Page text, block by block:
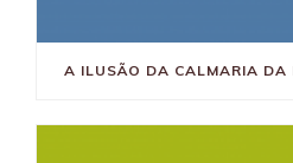
A ILUSÃO DA CALMARIA DA